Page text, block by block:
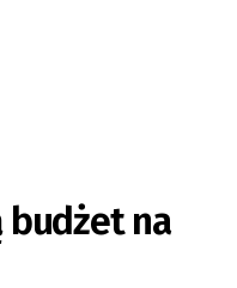
budżet na